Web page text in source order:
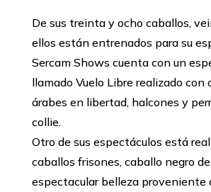
De sus treinta y ocho caballos,
ellos están entrenados para su
Sercam Shows cuenta con un
llamado Vuelo Libre realizado con
árabes en libertad, halcones y
collie.
Otro de sus espectáculos está
caballos frisones, caballo negro
espectacular belleza proveniente